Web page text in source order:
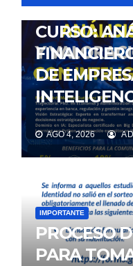
CURSO:
DE
AGO 4, 2026
IMPORTANTE
PROCESO
PARA